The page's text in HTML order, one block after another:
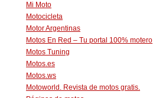
Mi Moto
Motocicleta
Motor Argentinas
Motos En Red – Tu portal 100% motero
Motos Tuning
Motos.es
Motos.ws
Motoworld. Revista de motos gratis.